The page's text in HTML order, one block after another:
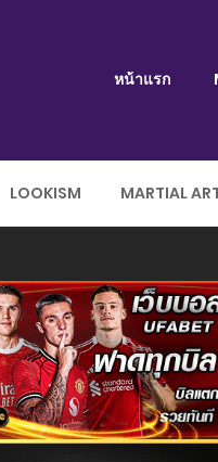
หน้าแรก
LOOKISM MARTIAL